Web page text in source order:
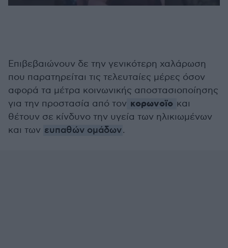
Επιβεβαιώνουν δε την γενικότερη χαλάρωση
που παρατηρείται τις τελευταίες μέρες όσον
αφορά τα μέτρα κοινωνικής αποστασιοποίησης
για την προστασία από τον κορωνοϊο και
θέτουν σε κίνδυνο την υγεία των ηλικιωμένων
και των ευπαθών ομάδων.